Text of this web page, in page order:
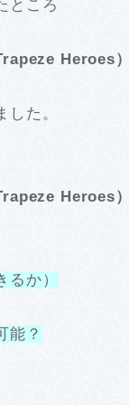
ところ
Heroes
した。
Heroes
るか）
能？